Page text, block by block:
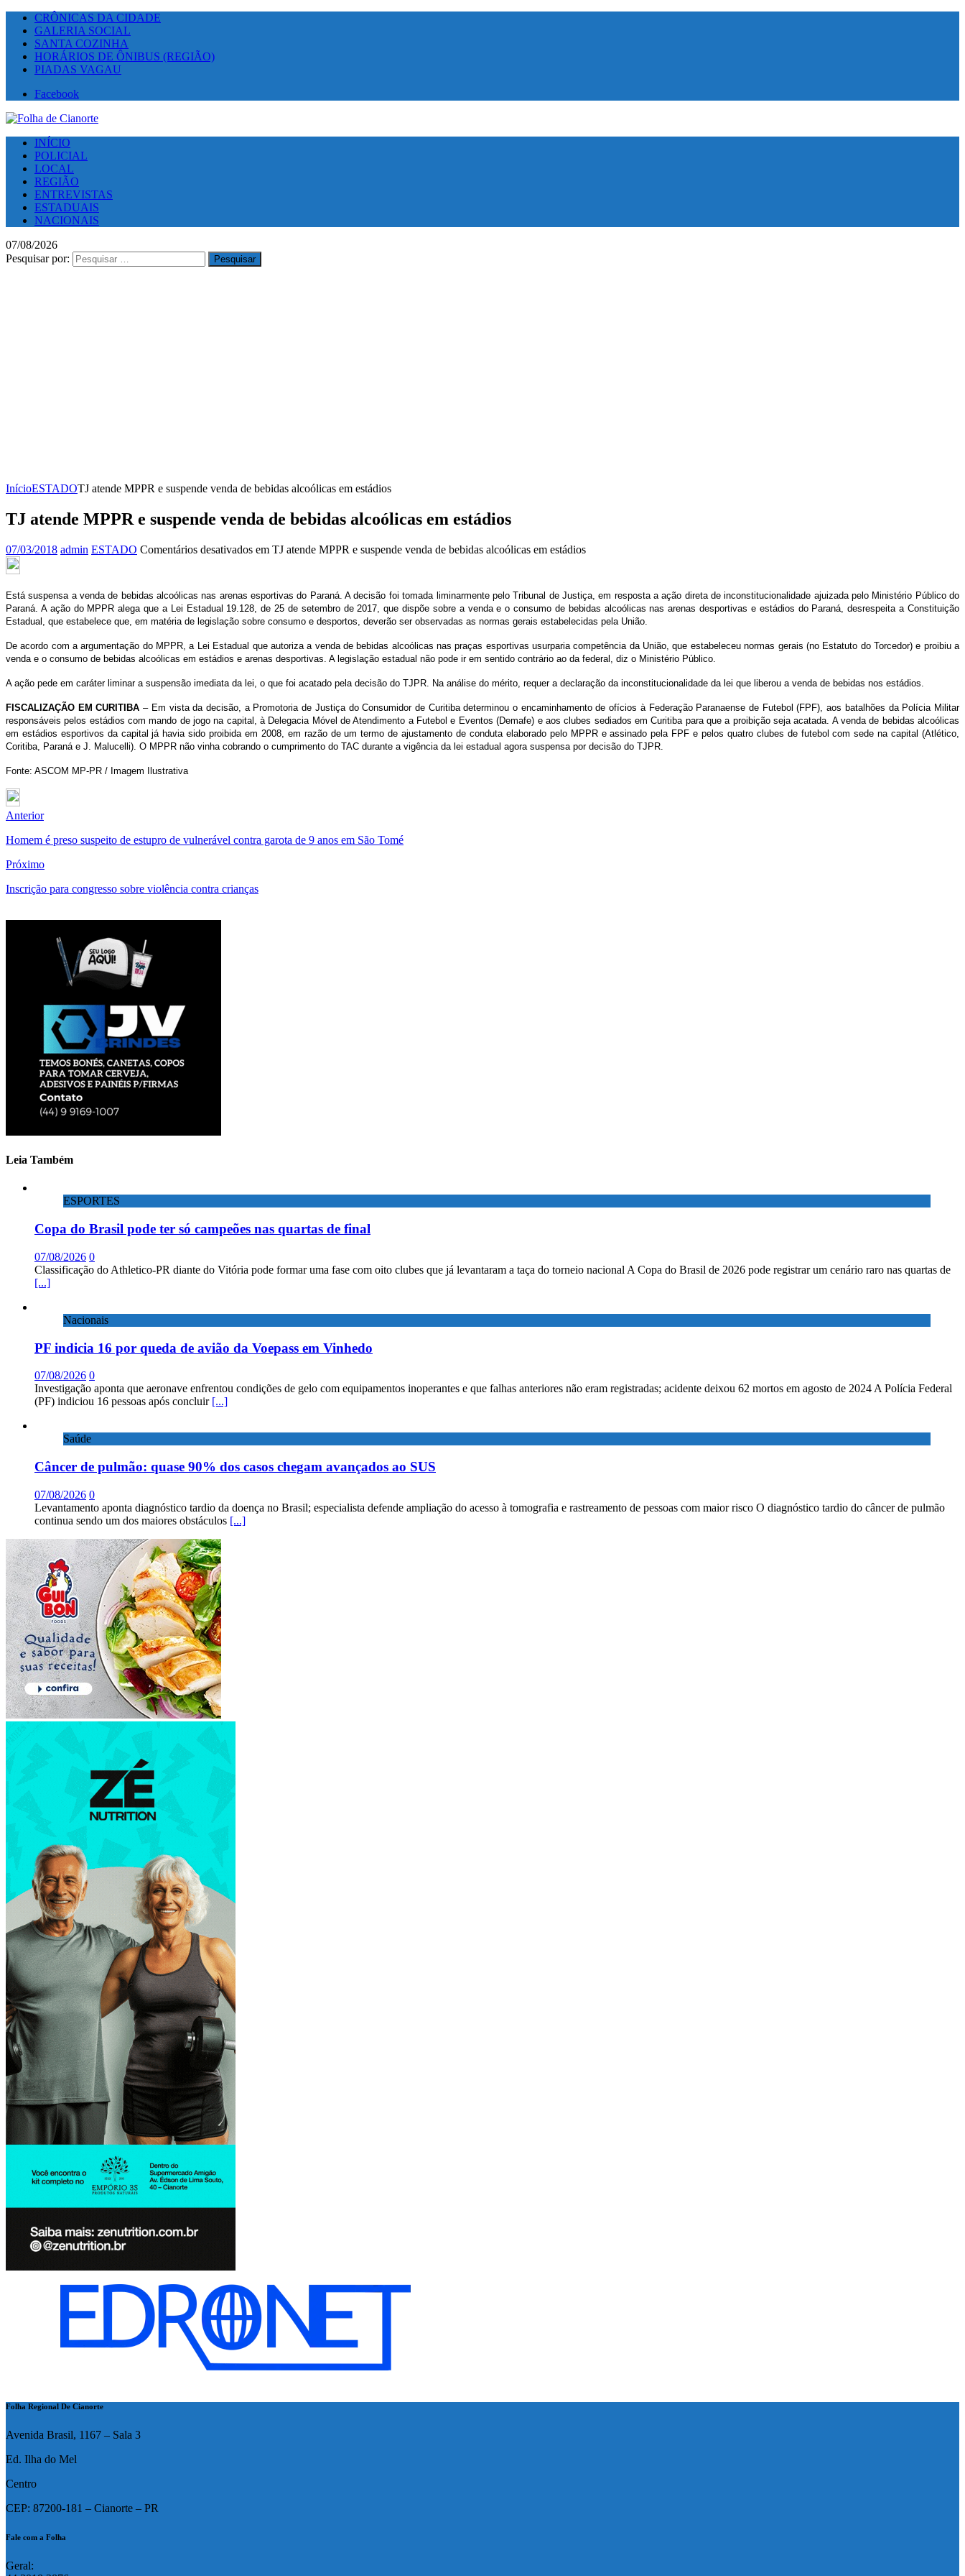
CRÔNICAS DA CIDADE
GALERIA SOCIAL
SANTA COZINHA
HORÁRIOS DE ÔNIBUS (REGIÃO)
PIADAS VAGAU
Facebook
INÍCIO
POLICIAL
LOCAL
REGIÃO
ENTREVISTAS
ESTADUAIS
NACIONAIS
07/08/2026
Pesquisar por:
InícioESTADOTJ atende MPPR e suspende venda de bebidas alcoólicas em estádios
TJ atende MPPR e suspende venda de bebidas alcoólicas em estádios
07/03/2018 admin ESTADO Comentários desativados em TJ atende MPPR e suspende venda de bebidas alcoólicas em estádios
Está suspensa a venda de bebidas alcoólicas nas arenas esportivas do Paraná. A decisão foi tomada liminarmente pelo Tribunal de Justiça, em resposta a ação direta de inconstitucionalidade ajuizada pelo Ministério Público do
Paraná. A ação do MPPR alega que a Lei Estadual 19.128, de 25 de setembro de 2017, que dispõe sobre a venda e o consumo de bebidas alcoólicas nas arenas desportivas e estádios do Paraná, desrespeita a Constituição
Estadual, que estabelece que, em matéria de legislação sobre consumo e desportos, deverão ser observadas as normas gerais estabelecidas pela União.
De acordo com a argumentação do MPPR, a Lei Estadual que autoriza a venda de bebidas alcoólicas nas praças esportivas usurparia competência da União, que estabeleceu normas gerais (no Estatuto do Torcedor) e proibiu a
venda e o consumo de bebidas alcoólicas em estádios e arenas desportivas. A legislação estadual não pode ir em sentido contrário ao da federal, diz o Ministério Público.
A ação pede em caráter liminar a suspensão imediata da lei, o que foi acatado pela decisão do TJPR. Na análise do mérito, requer a declaração da inconstitucionalidade da lei que liberou a venda de bebidas nos estádios.
FISCALIZAÇÃO EM CURITIBA– Em vista da decisão, a Promotoria de Justiça do Consumidor de Curitiba determinou o encaminhamento de ofícios à Federação Paranaense de Futebol (FPF), aos batalhões da Polícia Militar
responsáveis pelos estádios com mando de jogo na capital, à Delegacia Móvel de Atendimento a Futebol e Eventos (Demafe) e aos clubes sediados em Curitiba para que a proibição seja acatada. A venda de bebidas alcoólicas
em estádios esportivos da capital já havia sido proibida em 2008, em razão de um termo de ajustamento de conduta elaborado pelo MPPR e assinado pela FPF e pelos quatro clubes de futebol com sede na capital (Atlético,
Coritiba, Paraná e J. Malucelli). O MPPR não vinha cobrando o cumprimento do TAC durante a vigência da lei estadual agora suspensa por decisão do TJPR.
Fonte: ASCOM MP-PR / Imagem Ilustrativa
Anterior
Homem é preso suspeito de estupro de vulnerável contra garota de 9 anos em São Tomé
Próximo
Inscrição para congresso sobre violência contra crianças
Leia Também
ESPORTES
Copa do Brasil pode ter só campeões nas quartas de final
07/08/2026 0
Classificação do Athletico-PR diante do Vitória pode formar uma fase com oito clubes que já levantaram a taça do torneio nacional A Copa do Brasil de 2026 pode registrar um cenário raro nas quartas de
[...]
Nacionais
PF indicia 16 por queda de avião da Voepass em Vinhedo
07/08/2026 0
Investigação aponta que aeronave enfrentou condições de gelo com equipamentos inoperantes e que falhas anteriores não eram registradas; acidente deixou 62 mortos em agosto de 2024 A Polícia Federal
(PF) indiciou 16 pessoas após concluir [...]
Saúde
Câncer de pulmão: quase 90% dos casos chegam avançados ao SUS
07/08/2026 0
Levantamento aponta diagnóstico tardio da doença no Brasil; especialista defende ampliação do acesso à tomografia e rastreamento de pessoas com maior risco O diagnóstico tardio do câncer de pulmão
continua sendo um dos maiores obstáculos [...]
Folha Regional De Cianorte
Avenida Brasil, 1167 – Sala 3
Ed. Ilha do Mel
Centro
CEP: 87200-181 – Cianorte – PR
Fale com a Folha
Geral: